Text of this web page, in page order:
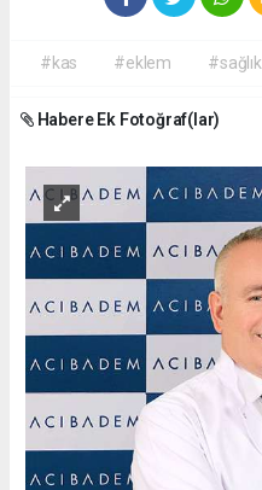
#kas #eklem #sağlık
Habere Ek Fotoğraf(lar)